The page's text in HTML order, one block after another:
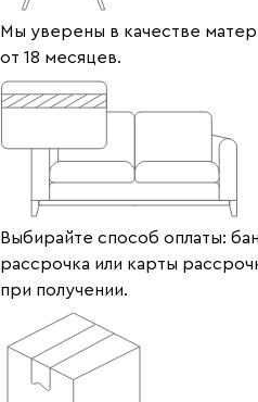
Мы уверены в качестве
от 18 месяцев.
Выбирайте способ оплаты:
рассрочка или карты
при получении.